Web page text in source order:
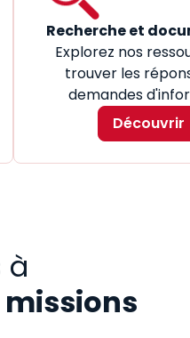
Recherche et
Explorez nos
trouver les
demandes
Découvrir
à